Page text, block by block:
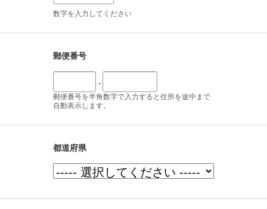
数字を入力してください
郵便番号
-
郵便番号を半角数字で入力すると住所を途中まで
自動表示します。
都道府県